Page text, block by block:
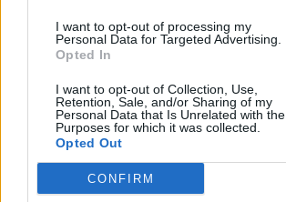
I want to opt-out of processing my
Personal Data for Targeted Advertising.
Opted In
I want to opt-out of Collection, Use,
Retention, Sale, and/or Sharing of my
Personal Data that Is Unrelated with the
Purposes for which it was collected.
Opted Out
CONFIRM